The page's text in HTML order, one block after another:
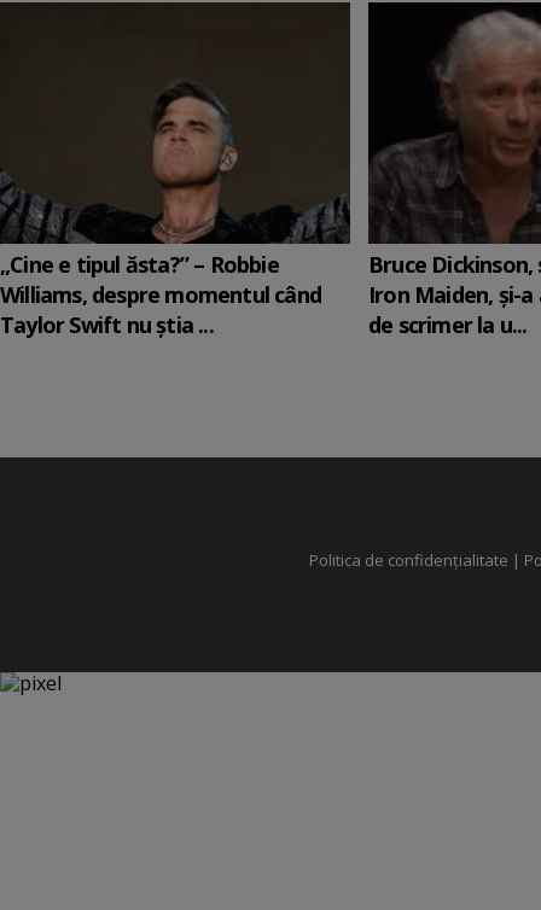
„Cine e tipul ăsta?” – Robbie
Williams, despre momentul când
Taylor Swift nu știa ...
Bruce
Iron Maiden, şi-
de scrimer la u...
Politica de confidențialitate |